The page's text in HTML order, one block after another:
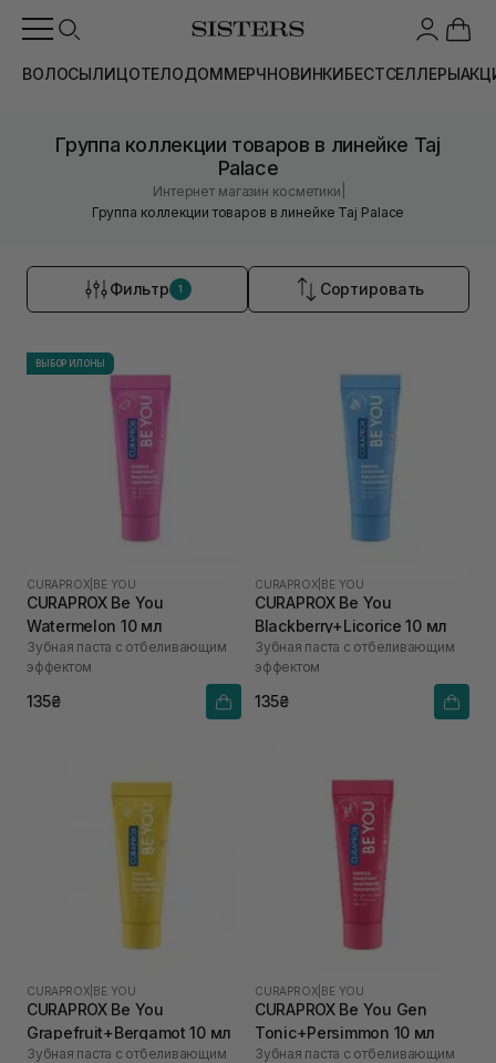
ВОЛОСЫЛИЦОТЕЛОДОММЕРЧНОВИНКИБЕСТСЕЛЛЕРЫ
Группа коллекции товаров в линейке Taj
Palace
Интернет магазин косметики
Группа коллекции товаров в линейке Taj Palace
Фильтр 1 Сортировать
ВЫБОР ИЛОНЫ
CURAPROX BE YOU
CURAPROX Be You
Watermelon 10 мл
Зубная паста с отбеливающим
эффектом
135₴
CURAPROX BE YOU
CURAPROX Be You
Blackberry+Licorice 10 мл
Зубная паста с отбеливающим
эффектом
135₴
CURAPROX BE YOU
CURAPROX Be You
Grapefruit+Bergamot 10 мл
Зубная паста с отбеливающим
CURAPROX BE YOU
CURAPROX Be You Gen
Tonic+Persimmon 10 мл
Зубная паста с отбеливающим